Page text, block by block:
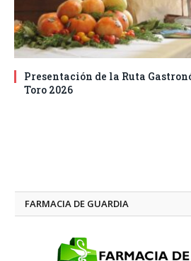
Presentación de la Ruta
Toro 2026
FARMACIA DE GUARDIA